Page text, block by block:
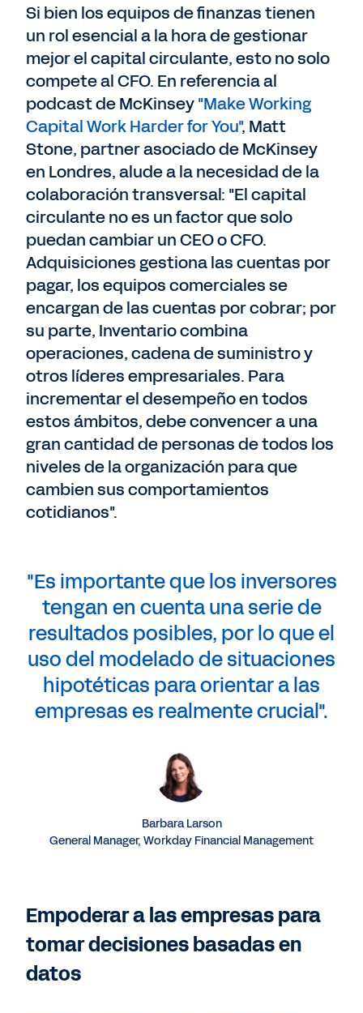
Si bien los equipos de finanzas tienen
un rol esencial a la hora de gestionar
mejor el capital circulante, esto no solo
compete al CFO. En referencia al
podcast de McKinsey"Make Working
Capital Work Harder for You", Matt
Stone, partner asociado de McKinsey
en Londres, alude a la necesidad de la
colaboración transversal: "El capital
circulante no es un factor que solo
puedan cambiar un CEO o CFO.
Adquisiciones gestiona las cuentas por
pagar, los equipos comerciales se
encargan de las cuentas por cobrar; por
su parte, Inventario combina
operaciones, cadena de suministro y
otros líderes empresariales. Para
incrementar el desempeño en todos
estos ámbitos, debe convencer a una
gran cantidad de personas de todos los
niveles de la organización para que
cambien sus comportamientos
cotidianos".
"Es importante que los inversores
tengan en cuenta una serie de
resultados posibles, por lo que el
uso del modelado de situaciones
hipotéticas para orientar a las
empresas es realmente crucial".
Barbara Larson
General Manager, Workday Financial Management
Empoderar a las empresas para
tomar decisiones basadas en
datos